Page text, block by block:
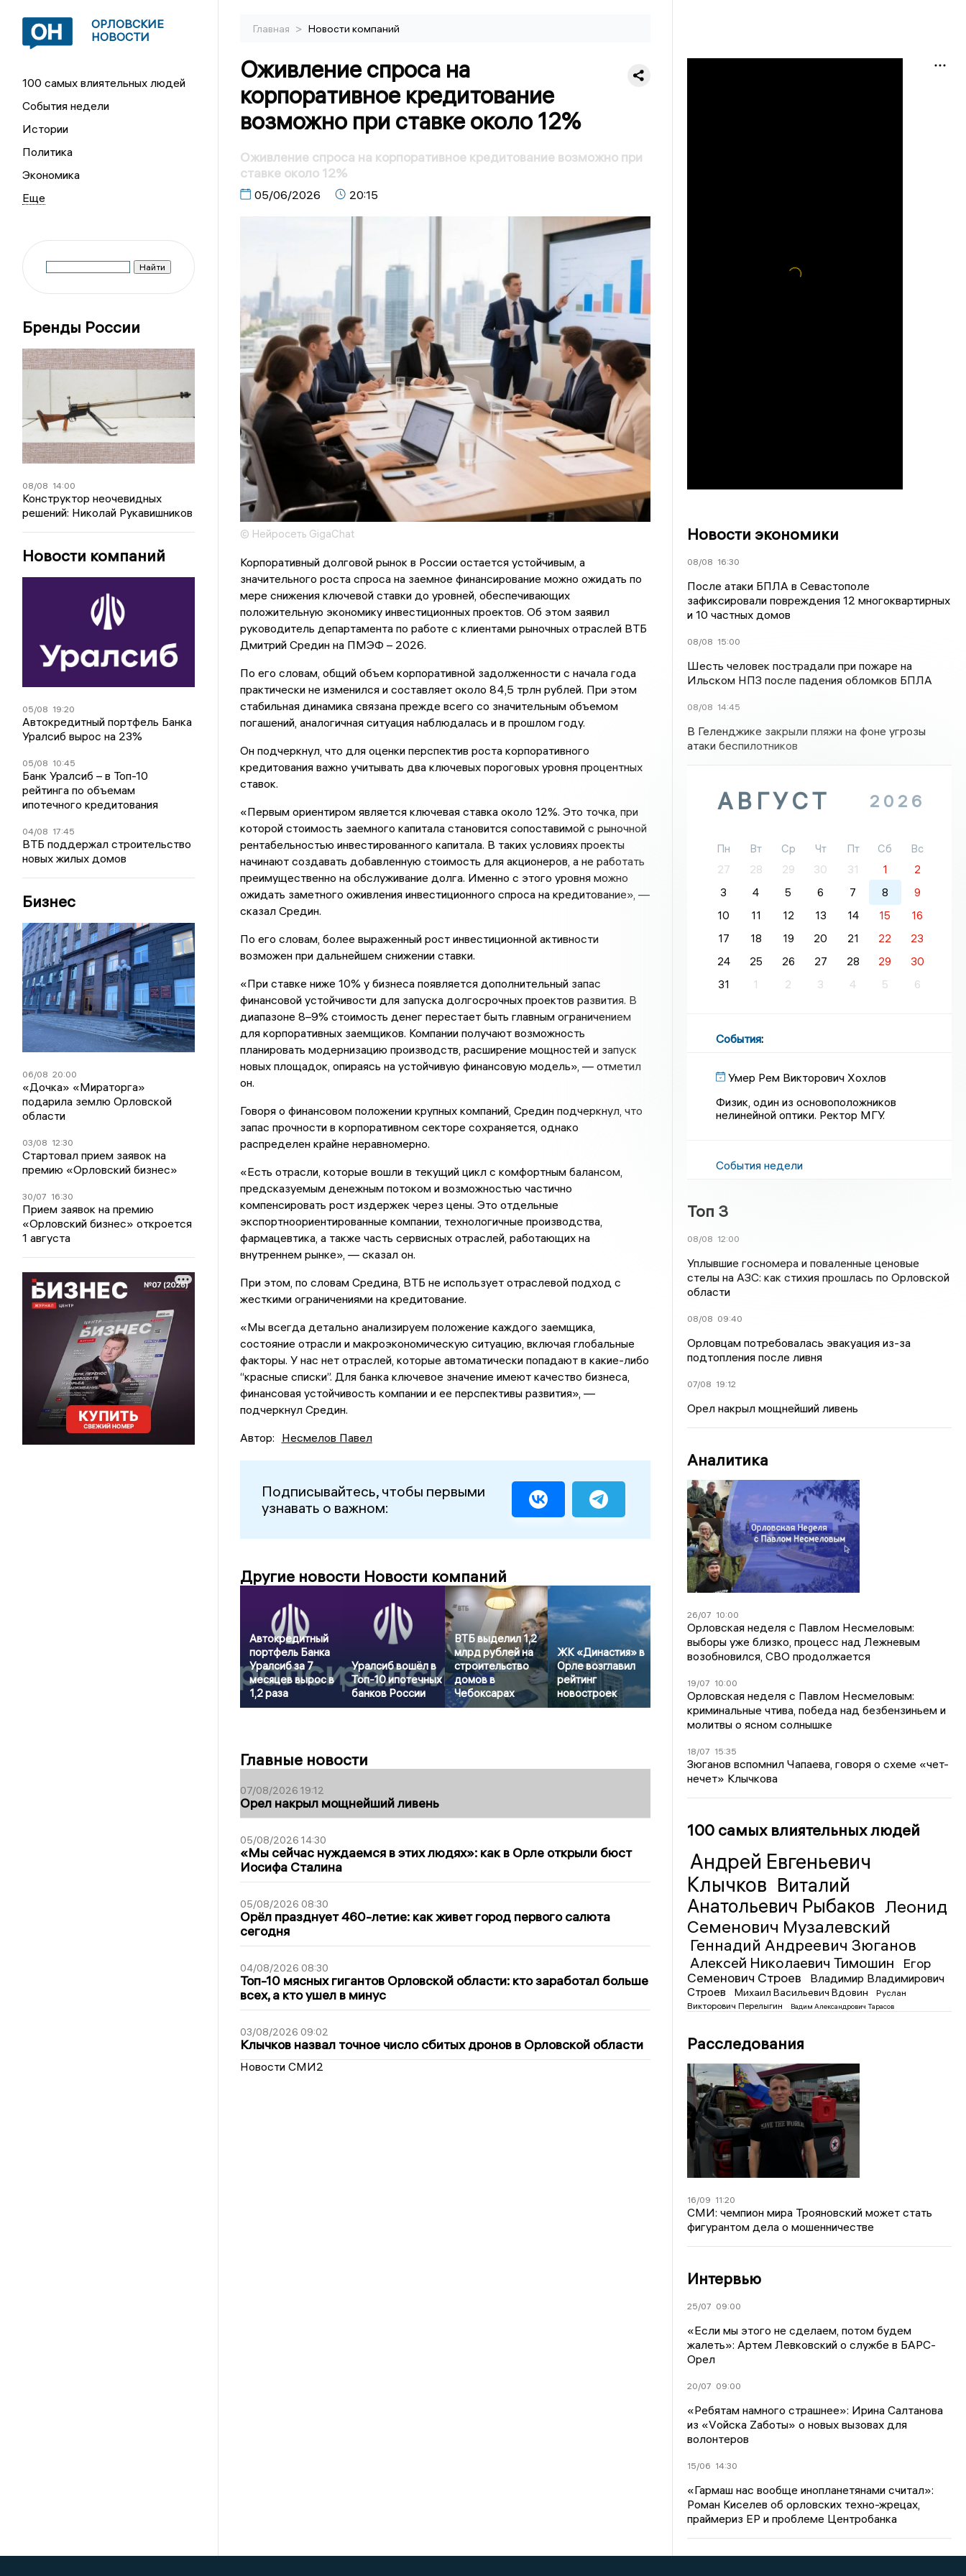
ОРЛОВСКИЕ
НОВОСТИ
100 самых влиятельных людей
События недели
Истории
Политика
Экономика
Бренды России
08/08 14:00
Конструктор неочевидных
решений: Николай Рукавишников
Новости компаний
05/08 19:20
Автокредитный портфель Банка
Уралсиб вырос на 23%
05/08 10:45
Банк Уралсиб – в Топ-10
рейтинга по объемам
ипотечного кредитования
04/08 17:45
ВТБ поддержал строительство
новых жилых домов
Бизнес
06/08 20:00
«Дочка» «Мираторга»
подарила землю Орловской
области
03/08 12:30
Стартовал прием заявок на
премию «Орловский бизнес»
30/07 16:30
Прием заявок на премию
«Орловский бизнес» откроется
1 августа
Главная > Новости компаний
Оживление спроса на
корпоративное кредитование
возможно при ставке около 12%
Оживление спроса на корпоративное кредитование возможно при
ставке около 12%
05/06/2026 20:15
© Нейросеть GigaChat
Корпоративный долговой рынок в России остается устойчивым, а
значительного роста спроса на заемное финансирование можно ожидать по
мере снижения ключевой ставки до уровней, обеспечивающих
положительную экономику инвестиционных проектов. Об этом заявил
руководитель департамента по работе с клиентами рыночных отраслей ВТБ
Дмитрий Средин на ПМЭФ – 2026.
По его словам, общий объем корпоративной задолженности с начала года
практически не изменился и составляет около 84,5 трлн рублей. При этом
стабильная динамика связана прежде всего со значительным объемом
погашений, аналогичная ситуация наблюдалась и в прошлом году.
Он подчеркнул, что для оценки перспектив роста корпоративного
кредитования важно учитывать два ключевых пороговых уровня процентных
ставок.
«Первым ориентиром является ключевая ставка около 12%. Это точка, при
которой стоимость заемного капитала становится сопоставимой с рыночной
рентабельностью инвестированного капитала. В таких условиях проекты
начинают создавать добавленную стоимость для акционеров, а не работать
преимущественно на обслуживание долга. Именно с этого уровня можно
ожидать заметного оживления инвестиционного спроса на кредитование», —
сказал Средин.
По его словам, более выраженный рост инвестиционной активности
возможен при дальнейшем снижении ставки.
«При ставке ниже 10% у бизнеса появляется дополнительный запас
финансовой устойчивости для запуска долгосрочных проектов развития. В
диапазоне 8–9% стоимость денег перестает быть главным ограничением
для корпоративных заемщиков. Компании получают возможность
планировать модернизацию производств, расширение мощностей и запуск
новых площадок, опираясь на устойчивую финансовую модель», — отметил
он.
Говоря о финансовом положении крупных компаний, Средин подчеркнул, что
запас прочности в корпоративном секторе сохраняется, однако
распределен крайне неравномерно.
«Есть отрасли, которые вошли в текущий цикл с комфортным балансом,
предсказуемым денежным потоком и возможностью частично
компенсировать рост издержек через цены. Это отдельные
экспортноориентированные компании, технологичные производства,
фармацевтика, а также часть сервисных отраслей, работающих на
внутреннем рынке», — сказал он.
При этом, по словам Средина, ВТБ не использует отраслевой подход с
жесткими ограничениями на кредитование.
«Мы всегда детально анализируем положение каждого заемщика,
состояние отрасли и макроэкономическую ситуацию, включая глобальные
факторы. У нас нет отраслей, которые автоматически попадают в какие-либо
“красные списки”. Для банка ключевое значение имеют качество бизнеса,
финансовая устойчивость компании и ее перспективы развития», —
подчеркнул Средин.
Автор: Несмелов Павел
Подписывайтесь, чтобы первыми
узнавать о важном:
Другие новости Новости компаний
Автокредитный
портфель Банка
Уралсиб за 7
месяцев вырос в
1,2 раза
Уралсиб вошёл в
Топ-10 ипотечных
банков России
ВТБ выделил 1,2
млрд рублей на
строительство
домов в
Чебоксарах
ЖК «Династия» в
Орле возглавил
рейтинг
новостроек
Главные новости
07/08/2026 19:12
Орел накрыл мощнейший ливень
05/08/2026 14:30
«Мы сейчас нуждаемся в этих людях»: как в Орле открыли бюст
Иосифа Сталина
05/08/2026 08:30
Орёл празднует 460-летие: как живет город первого салюта
сегодня
04/08/2026 08:30
Топ-10 мясных гигантов Орловской области: кто заработал больше
всех, а кто ушел в минус
03/08/2026 09:02
Клычков назвал точное число сбитых дронов в Орловской области
Новости СМИ2
Новости экономики
08/08 16:30
После атаки БПЛА в Севастополе
зафиксировали повреждения 12 многоквартирных
и 10 частных домов
08/08 15:00
Шесть человек пострадали при пожаре на
Ильском НПЗ после падения обломков БПЛА
08/08 14:45
В Геленджике закрыли пляжи на фоне угрозы
атаки беспилотников
АВГУСТ 2026
Пн Вт Ср Чт Пт Сб
Вс
27
28 29 30 31 1
2
3
4 5 6 7 8
9
10
11 12 13 14 15
16
17
18 19 20 21 22
23
24
25 26 27 28 29
30
31
1 2 3 4 5 6
События:
Умер Рем Викторович Хохлов
Физик, один из основоположников
нелинейной оптики. Ректор МГУ.
События недели
Топ 3
08/08 12:00
Уплывшие госномера и поваленные ценовые
стелы на АЗС: как стихия прошлась по Орловской
области
08/08 09:40
Орловцам потребовалась эвакуация из-за
подтопления после ливня
07/08 19:12
Орел накрыл мощнейший ливень
Аналитика
26/07 10:00
Орловская неделя с Павлом Несмеловым:
выборы уже близко, процесс над Лежневым
возобновился, СВО продолжается
19/07 10:00
Орловская неделя с Павлом Несмеловым:
криминальные чтива, победа над безбензиньем и
молитвы о ясном солнышке
18/07 15:35
Зюганов вспомнил Чапаева, говоря о схеме «чет-
нечет» Клычкова
100 самых влиятельных людей
Андрей Евгеньевич
Клычков Виталий
Анатольевич Рыбаков Леонид
Семенович Музалевский
Геннадий Андреевич Зюганов
Алексей Николаевич Тимошин
Егор
Семенович Строев
Владимир Владимирович
Строев
Михаил Васильевич Вдовин
Руслан
Викторович Перелыгин
Вадим Александрович Тарасов
Расследования
16/09 11:20
СМИ: чемпион мира Трояновский может стать
фигурантом дела о мошенничестве
Интервью
25/07 09:00
«Если мы этого не сделаем, потом будем
жалеть»: Артем Левковский о службе в БАРС-
Орел
20/07 09:00
«Ребятам намного страшнее»: Ирина Салтанова
из «Vойска Zаботы» о новых вызовах для
волонтеров
15/06 14:30
«Гармаш нас вообще инопланетянами считал»:
Роман Киселев об орловских техно-жрецах,
праймериз ЕР и проблеме Центробанка